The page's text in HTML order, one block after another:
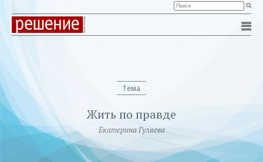
Тема
Жить по правде
Екатерина Гуляева